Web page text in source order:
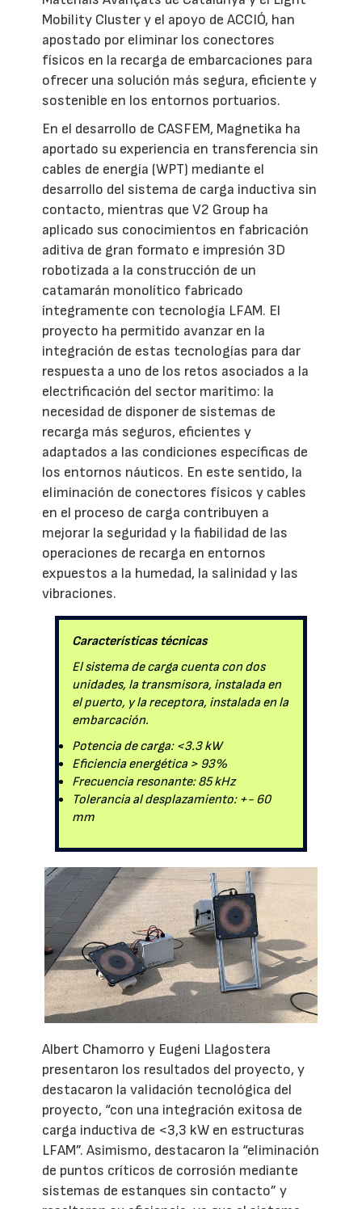
Mobility Cluster y el apoyo de ACCIÓ, han
apostado por eliminar los conectores
físicos en la recarga de embarcaciones para
ofrecer una solución más segura, eficiente y
sostenible en los entornos portuarios.
En el desarrollo de CASFEM, Magnetika ha
aportado su experiencia en transferencia sin
cables de energía (WPT) mediante el
desarrollo del sistema de carga inductiva sin
contacto, mientras que V2 Group ha
aplicado sus conocimientos en fabricación
aditiva de gran formato e impresión 3D
robotizada a la construcción de un
catamarán monolítico fabricado
íntegramente con tecnología LFAM. El
proyecto ha permitido avanzar en la
integración de estas tecnologías para dar
respuesta a uno de los retos asociados a la
electrificación del sector marítimo: la
necesidad de disponer de sistemas de
recarga más seguros, eficientes y
adaptados a las condiciones específicas de
los entornos náuticos. En este sentido, la
eliminación de conectores físicos y cables
en el proceso de carga contribuyen a
mejorar la seguridad y la fiabilidad de las
operaciones de recarga en entornos
expuestos a la humedad, la salinidad y las
vibraciones.
Características técnicas
El sistema de carga cuenta con dos
unidades, la transmisora, instalada en
el puerto, y la receptora, instalada en la
embarcación.
Potencia de carga: <3.3 kW
Eficiencia energética > 93%
Frecuencia resonante: 85 kHz
Tolerancia al desplazamiento: +- 60
mm
Albert Chamorro y Eugeni Llagostera
presentaron los resultados del proyecto, y
destacaron la validación tecnológica del
proyecto, “con una integración exitosa de
carga inductiva de <3,3 kW en estructuras
LFAM”. Asimismo, destacaron la “eliminación
de puntos críticos de corrosión mediante
sistemas de estanques sin contacto” y